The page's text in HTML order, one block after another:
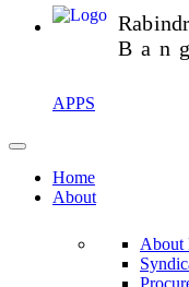
APPS
Home
About
About